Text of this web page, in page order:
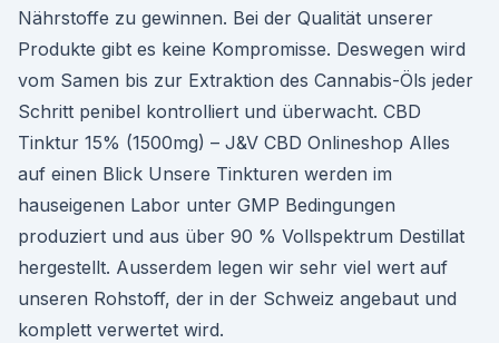
Nährstoffe zu gewinnen. Bei der Qualität unserer
Produkte gibt es keine Kompromisse. Deswegen wird
vom Samen bis zur Extraktion des Cannabis-Öls jeder
Schritt penibel kontrolliert und überwacht. CBD
Tinktur 15% (1500mg) – J&V CBD Onlineshop Alles
auf einen Blick Unsere Tinkturen werden im
hauseigenen Labor unter GMP Bedingungen
produziert und aus über 90 % Vollspektrum Destillat
hergestellt. Ausserdem legen wir sehr viel wert auf
unseren Rohstoff, der in der Schweiz angebaut und
komplett verwertet wird.